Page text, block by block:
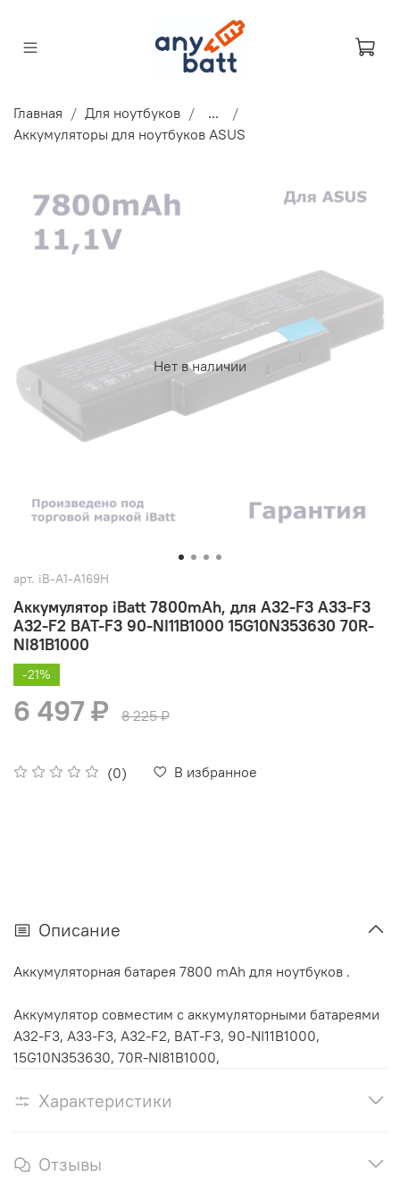
Главная Для ноутбуков
...
Аккумуляторы для ноутбуков ASUS
Нет в наличии
арт. iB-A1-A169H
Аккумулятор iBatt 7800mAh, для A32-F3 A33-F3
A32-F2 BAT-F3 90-NI11B1000 15G10N353630 70R-
NI81B1000
(0) В избранное
-21%
6 497 ₽ 8 225 ₽
Описание
Аккумуляторная батарея 7800 mAh для ноутбуков .
Аккумулятор cовместим с аккумуляторными батареями
A32-F3, A33-F3, A32-F2, BAT-F3, 90-NI11B1000,
15G10N353630, 70R-NI81B1000,
Характеристики
Отзывы